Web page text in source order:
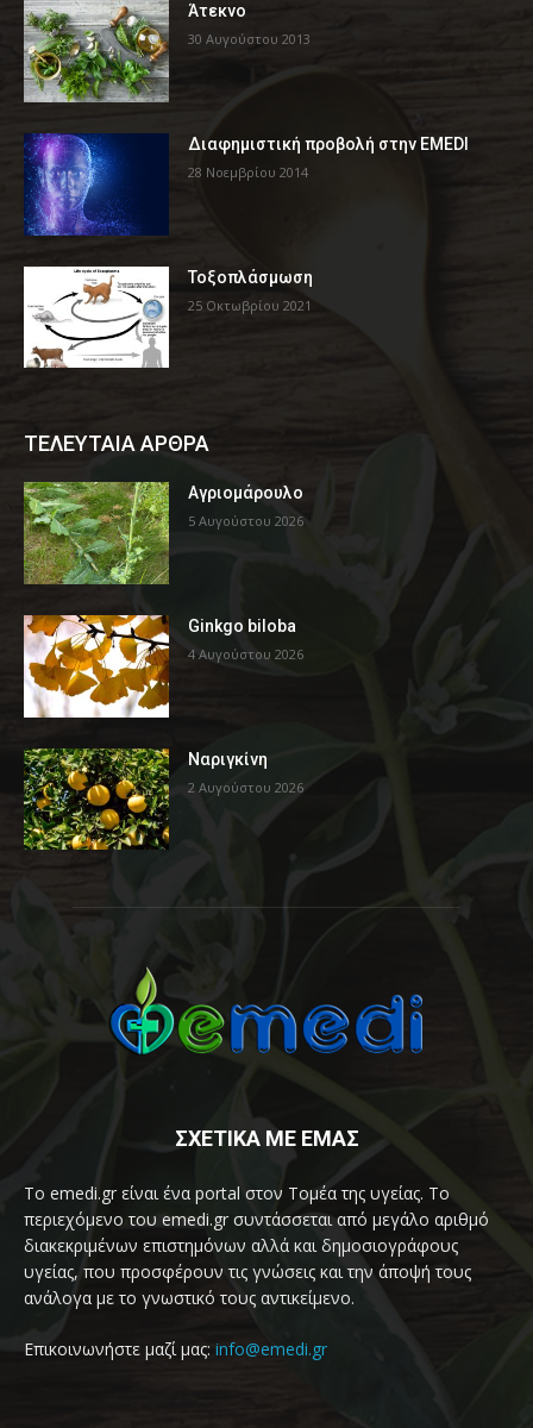
Άτεκνο
30 Αυγούστου 2013
Διαφημιστική προβολή στην EMEDI
28 Νοεμβρίου 2014
Τοξοπλάσμωση
25 Οκτωβρίου 2021
ΤΕΛΕΥΤΑΙΑ ΑΡΘΡΑ
Αγριομάρουλο
5 Αυγούστου 2026
Ginkgo biloba
4 Αυγούστου 2026
Ναριγκίνη
2 Αυγούστου 2026
ΣΧΕΤΙΚΑ ΜΕ ΕΜΑΣ
Το emedi.gr είναι ένα portal στον Τομέα της υγείας. Το
περιεχόμενο του emedi.gr συντάσσεται από μεγάλο αριθμό
διακεκριμένων επιστημόνων αλλά και δημοσιογράφους
υγείας, που προσφέρουν τις γνώσεις και την άποψή τους
ανάλογα με το γνωστικό τους αντικείμενο.
Επικοινωνήστε μαζί μας: info@emedi.gr